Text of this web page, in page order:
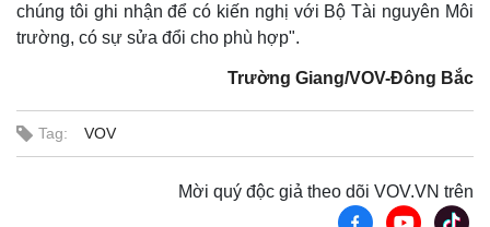
chúng tôi ghi nhận để có kiến nghị với Bộ Tài nguyên Môi
trường, có sự sửa đổi cho phù hợp".
Trường Giang/VOV-Đông Bắc
Tag: VOV
Mời quý độc giả theo dõi VOV.VN trên